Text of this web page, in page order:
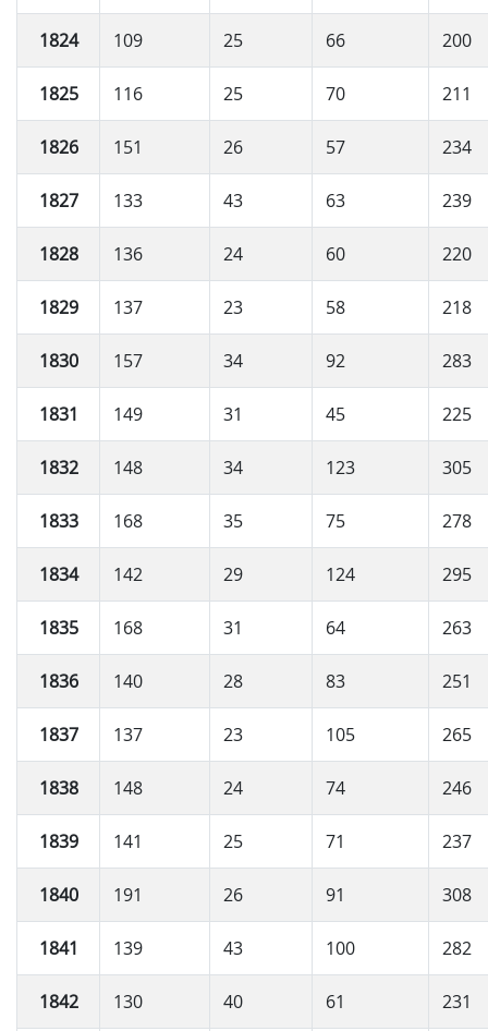
1824 109 25 66 200
1825 116 25 70 211
1826 151 26 57 234
1827 133 43 63 239
1828 136 24 60 220
1829 137 23 58 218
1830 157 34 92 283
1831 149 31 45 225
1832 148 34 123 305
1833 168 35 75 278
1834 142 29 124 295
1835 168 31 64 263
1836 140 28 83 251
1837 137 23 105 265
1838 148 24 74 246
1839 141 25 71 237
1840 191 26 91 308
1841 139 43 100 282
1842 130 40 61 231